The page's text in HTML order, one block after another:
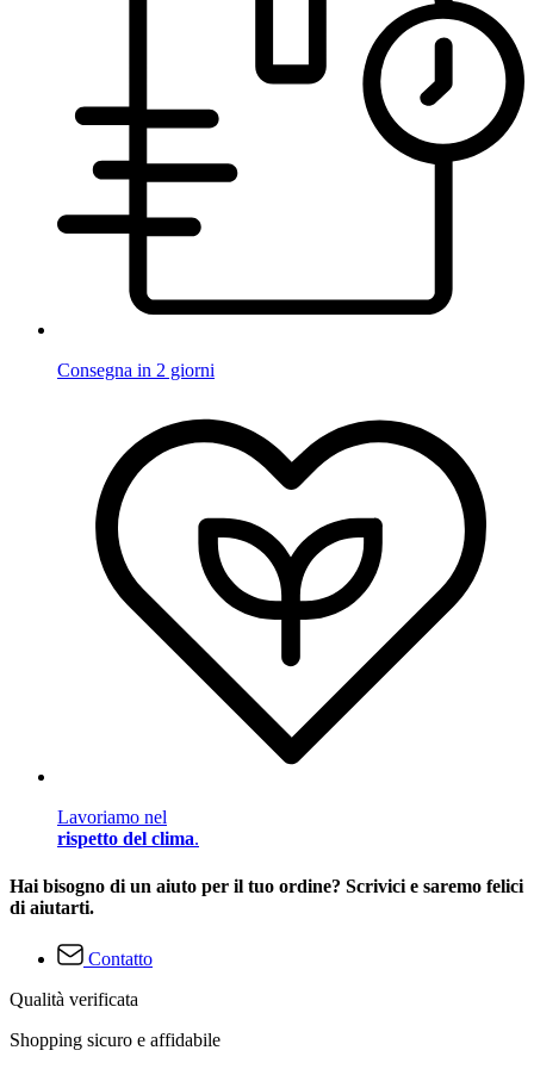
Consegna in 2 giorni
Lavoriamo nel
rispetto del clima.
Hai bisogno di un aiuto per il tuo ordine? Scrivici e saremo felici
di aiutarti.
Contatto
Qualità verificata
Shopping sicuro e affidabile